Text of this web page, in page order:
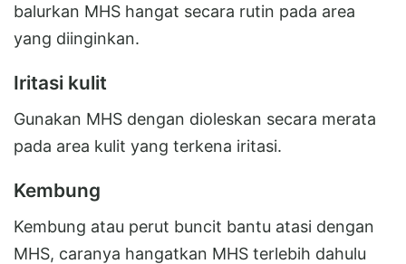
balurkan MHS hangat secara rutin pada area
yang diinginkan.
Iritasi kulit
Gunakan MHS dengan dioleskan secara merata
pada area kulit yang terkena iritasi.
Kembung
Kembung atau perut buncit bantu atasi dengan
MHS, caranya hangatkan MHS terlebih dahulu